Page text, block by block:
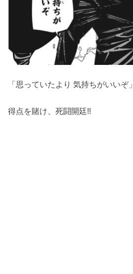
「思っていたより 気持ちがいいぞ」
得点を賭け、死闘開廷!!